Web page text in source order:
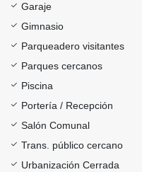
Garaje
Gimnasio
Parqueadero visitantes
Parques cercanos
Piscina
Portería / Recepción
Salón Comunal
Trans. público cercano
Urbanización Cerrada